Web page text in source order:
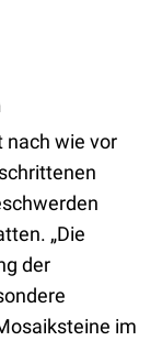
nach wie vor
„Die
der
im